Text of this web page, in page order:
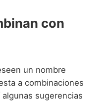
con
un nombre
a combinaciones
sugerencias